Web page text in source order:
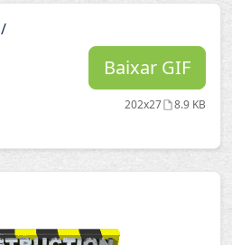
/
Baixar GIF
202x27 8.9 KB